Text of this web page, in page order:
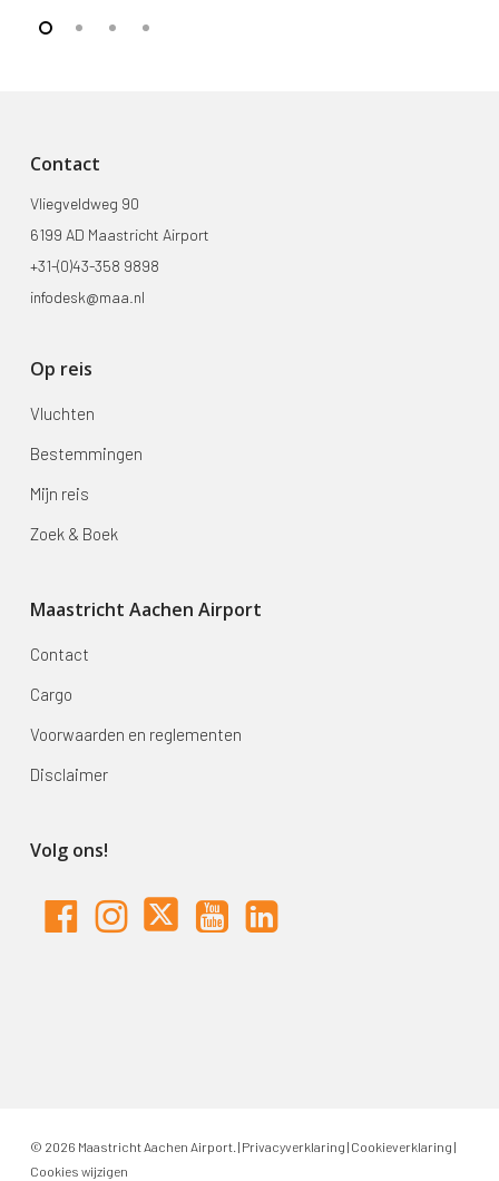
Contact
Vliegveldweg 90
6199 AD Maastricht Airport
+31-(0)43-358 9898
infodesk@maa.nl
Op reis
Vluchten
Bestemmingen
Mijn reis
Zoek & Boek
Maastricht Aachen Airport
Contact
Cargo
Voorwaarden en reglementen
Disclaimer
Volg ons!
© 2026 Maastricht Aachen Airport. |Privacyverklaring | Cookieverklaring |
Cookies wijzigen